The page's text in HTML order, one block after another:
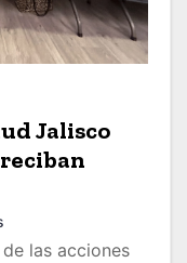
Jalisco
reciban
las acciones